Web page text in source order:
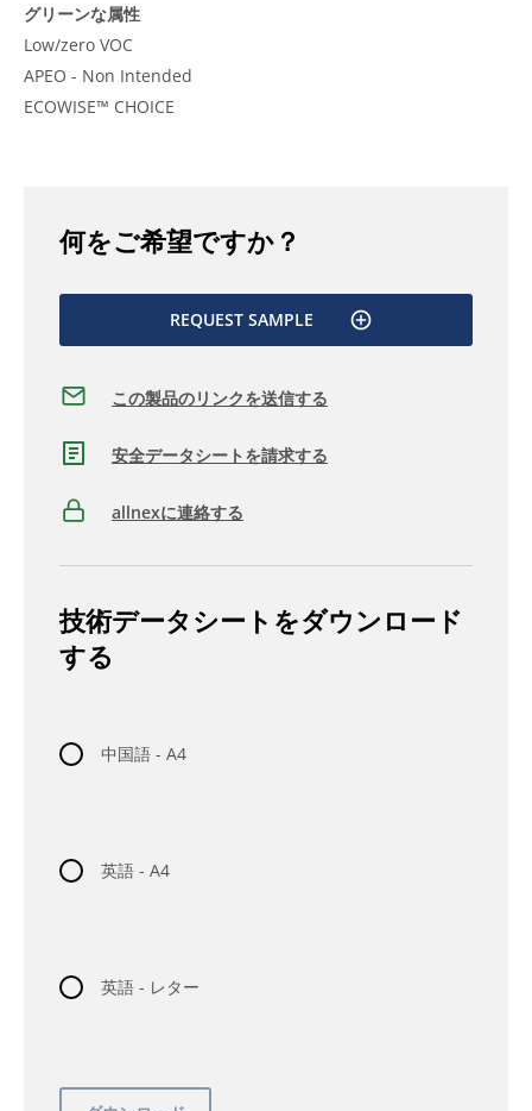
グリーンな属性
Low/zero VOC
APEO - Non Intended
ECOWISE™ CHOICE
何をご希望ですか？
REQUEST SAMPLE
この製品のリンクを送信する
安全データシートを請求する
allnexに連絡する
技術データシートをダウンロード
する
中国語 - A4
英語 - A4
英語 - レター